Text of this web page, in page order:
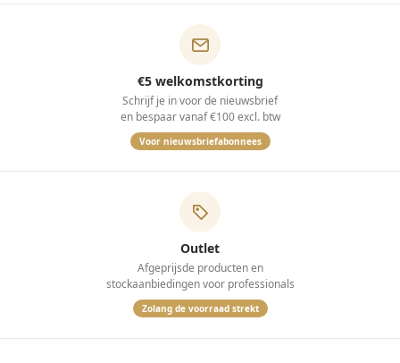
€5 welkomstkorting
Schrijf je in voor de nieuwsbrief
en bespaar vanaf €100 excl. btw
Voor nieuwsbriefabonnees
Outlet
Afgeprijsde producten en
stockaanbiedingen voor professionals
Zolang de voorraad strekt